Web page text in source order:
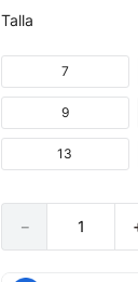
Talla
13
7
9
－